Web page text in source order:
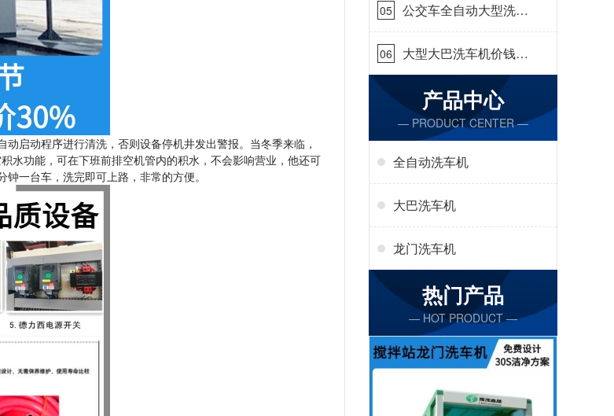
启动程序进行清洗，否则设备停机井发出警报。当冬季来临，
水功能，可在下班前排空机管内的积水，不会影响营业，他还可
一台车，洗完即可上路，非常的方便。
05
公交车全自动大型洗车
机什么价钱[隆茂鑫晟]
06
大型大巴洗车机价钱怎
么样[隆茂鑫晟]
产品中心
— PRODUCT CENTER —
全自动洗车机
大巴洗车机
龙门洗车机
热门产品
— HOT PRODUCT —